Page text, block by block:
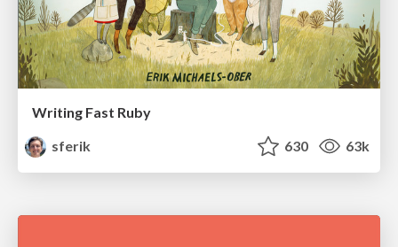
Writing Fast Ruby
sferik
630 63k